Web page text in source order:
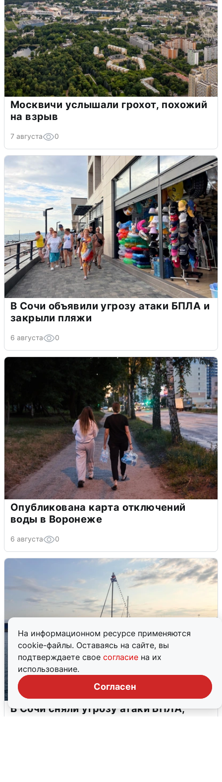
На информационном ресурсе применяются
cookie-файлы. Оставаясь на сайте, вы
подтверждаете свое согласие на их
использование.
Согласен
Москвичи услышали грохот, похожий
на взрыв
7 августа 0
В Сочи объявили угрозу атаки БПЛА и
закрыли пляжи
6 августа 0
Опубликована карта отключений
воды в Воронеже
6 августа 0
В Сочи сняли угрозу атаки БПЛА,